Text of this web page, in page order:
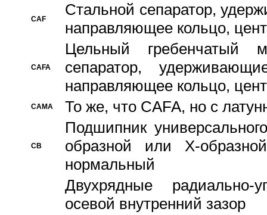
CAF
Стальной сепаратор,
направляющее кольцо,
CAFA
Цельный гребенчатый
сепаратор,
направляющее кольцо,
CAMA То же, что CAFA, но с
CB
Подшипник
образной или Х-
нормальный
Двухрядные радиально-
осевой внутренний зазор